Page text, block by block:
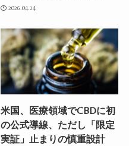
2026.04.24
米国、医療領域でCBDに初
の公式導線、ただし「限定
実証」止まりの慎重設計